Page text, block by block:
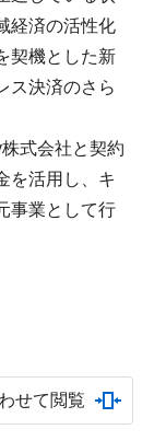
経済の活性化
契機とした新
ス決済のさら
式会社と契約
を活用し、キ
事業として行
せて閲覧